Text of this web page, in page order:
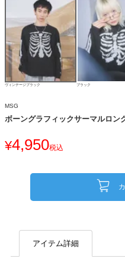
ヴィンテージブラック ブラック
MSG
ボーングラフィックサーマルロン
¥4,950税込
アイテム詳細